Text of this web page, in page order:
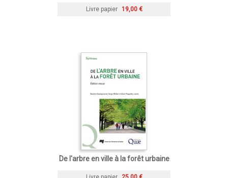
Livre papier 19,00 €
De l'arbre en ville à la forêt urbaine